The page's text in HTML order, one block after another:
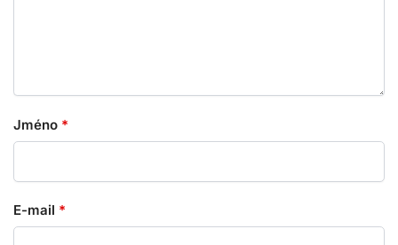
Jméno *
E-mail *